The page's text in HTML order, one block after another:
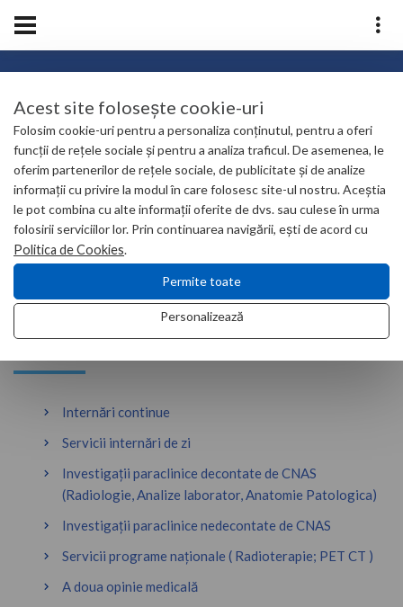
TARIFE
Home Utile Tarife
Internări continue
Servicii internări de zi
Investigații paraclinice decontate de CNAS
(Radiologie, Analize laborator, Anatomie Patologica)
Investigații paraclinice nedecontate de CNAS
Servicii programe naționale ( Radioterapie; PET CT )
A doua opinie medicală
Acest site folosește cookie-uri
Folosim cookie-uri pentru a personaliza conținutul, pentru a oferi
funcții de rețele sociale și pentru a analiza traficul. De asemenea, le
oferim partenerilor de rețele sociale, de publicitate și de analize
informații cu privire la modul în care folosesc site-ul nostru. Aceștia
le pot combina cu alte informații oferite de dvs. sau culese în urma
folosirii serviciilor lor. Prin continuarea navigării, ești de acord cu
Politica de Cookies.
Permite toate
Personalizează